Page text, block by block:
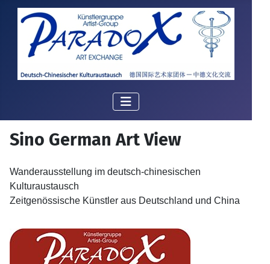
Sino German Art View
Wanderausstellung im deutsch-chinesischen
Kulturaustausch
Zeitgenössische Künstler aus Deutschland und China